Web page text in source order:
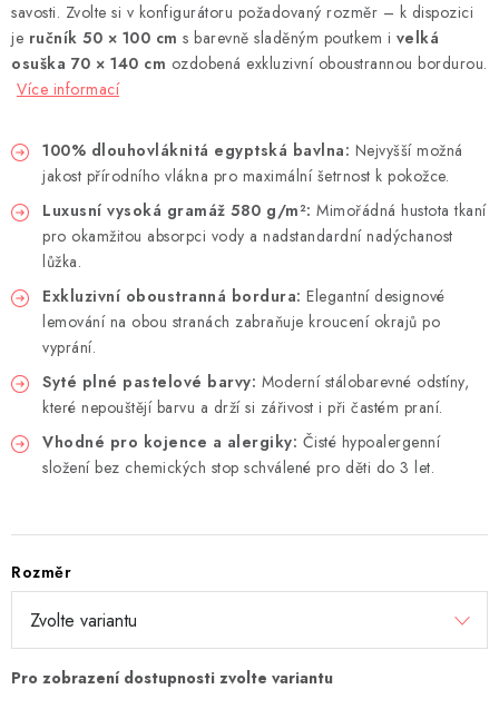
savosti. Zvolte si v konfigurátoru požadovaný rozměr – k dispozici
je ručník 50 × 100 cm s barevně sladěným poutkem i velká
osuška 70 × 140 cm ozdobená exkluzivní oboustrannou bordurou.
Více informací
100% dlouhovláknitá egyptská bavlna: Nejvyšší možná
jakost přírodního vlákna pro maximální šetrnost k pokožce.
Luxusní vysoká gramáž 580 g/m²: Mimořádná hustota tkaní
pro okamžitou absorpci vody a nadstandardní nadýchanost
lůžka.
Exkluzivní oboustranná bordura: Elegantní designové
lemování na obou stranách zabraňuje kroucení okrajů po
vyprání.
Syté plné pastelové barvy: Moderní stálobarevné odstíny,
které nepouštějí barvu a drží si zářivost i při častém praní.
Vhodné pro kojence a alergiky: Čisté hypoalergenní
složení bez chemických stop schválené pro děti do 3 let.
Rozměr